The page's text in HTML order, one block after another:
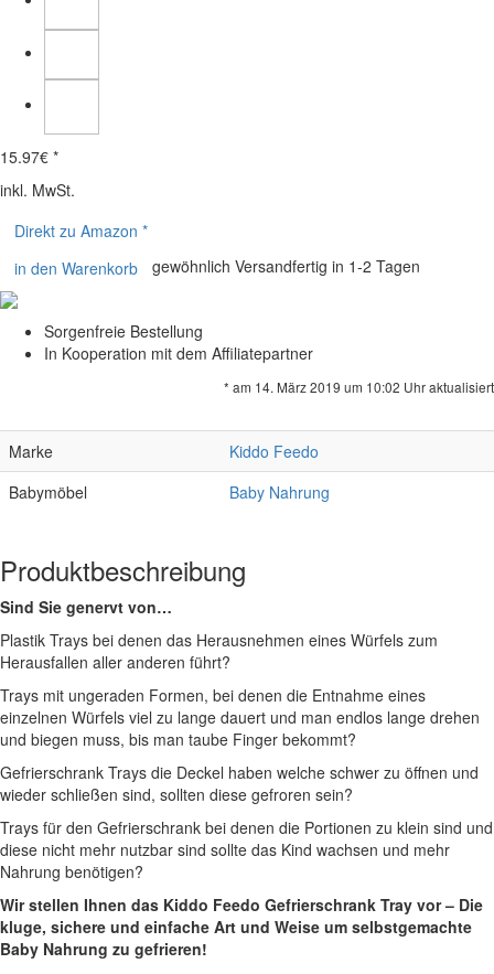
15.97€ *
inkl. MwSt.
Direkt zu Amazon *
in den Warenkorb
gewöhnlich Versandfertig in 1-2 Tagen
Sorgenfreie Bestellung
In Kooperation mit dem Affiliatepartner
* am 14. März 2019 um 10:02 Uhr aktualisiert
Marke
Kiddo Feedo
Babymöbel
Baby Nahrung
Produktbeschreibung
Sind Sie genervt von…
Plastik Trays bei denen das Herausnehmen eines Würfels zum
Herausfallen aller anderen führt?
Trays mit ungeraden Formen, bei denen die Entnahme eines
einzelnen Würfels viel zu lange dauert und man endlos lange drehen
und biegen muss, bis man taube Finger bekommt?
Gefrierschrank Trays die Deckel haben welche schwer zu öffnen und
wieder schließen sind, sollten diese gefroren sein?
Trays für den Gefrierschrank bei denen die Portionen zu klein sind und
diese nicht mehr nutzbar sind sollte das Kind wachsen und mehr
Nahrung benötigen?
Wir stellen Ihnen das Kiddo Feedo Gefrierschrank Tray vor – Die
kluge, sichere und einfache Art und Weise um selbstgemachte
Baby Nahrung zu gefrieren!